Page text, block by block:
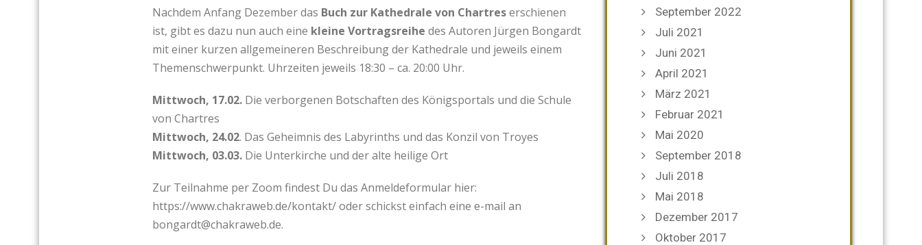
Nachdem Anfang Dezember das Buch zur Kathedrale von Chartreserschienen
ist, gibt es dazu nun auch eine kleine Vortragsreihe des Autoren Jürgen Bongardt
mit einer kurzen allgemeineren Beschreibung der Kathedrale und jeweils einem
Themenschwerpunkt. Uhrzeiten jeweils 18:30 – ca. 20:00 Uhr.
Mittwoch, 17.02. Die verborgenen Botschaften des Königsportals und die Schule
von Chartres
Mittwoch, 24.02. Das Geheimnis des Labyrinths und das Konzil von Troyes
Mittwoch, 03.03. Die Unterkirche und der alte heilige Ort
Zur Teilnahme per Zoom findest Du das Anmeldeformular hier:
https://www.chakraweb.de/kontakt/ oder schickst einfach eine e-mail an
bongardt@chakraweb.de.
September 2022
Juli 2021
Juni 2021
April 2021
März 2021
Februar 2021
Mai 2020
September 2018
Juli 2018
Mai 2018
Dezember 2017
Oktober 2017